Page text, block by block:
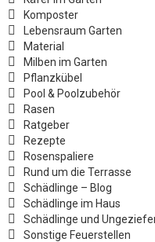
Komposter
Lebensraum Garten
Material
Milben im Garten
Pflanzkübel
Pool & Poolzubehör
Rasen
Ratgeber
Rezepte
Rosenspaliere
Rund um die Terrasse
Schädlinge – Blog
Schädlinge im Haus
Schädlinge und
Sonstige Feuerstellen